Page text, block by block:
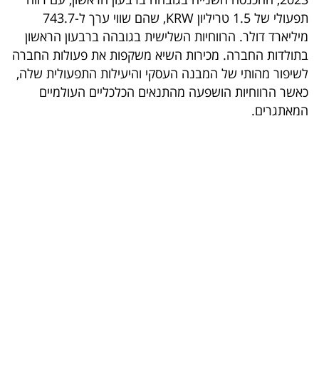
קריירה
ולימודים
מינויים
רייטינג
תפעולי של 1.5 טריליון KRW, שהם שווי ערך ל-743.7
מיליארד דולר. הרווחיות השלישית בגובהה ברבעון הראשון
בתולדות החברה. מכירות השיא משקפות את פעולות החברה
לשיפור מהותי של המבנה העסקי והיעילות התפעולית שלה,
כאשר הרווחיות הושפעה מהתנאים הכלכליים העולמיים
המאתגרים.